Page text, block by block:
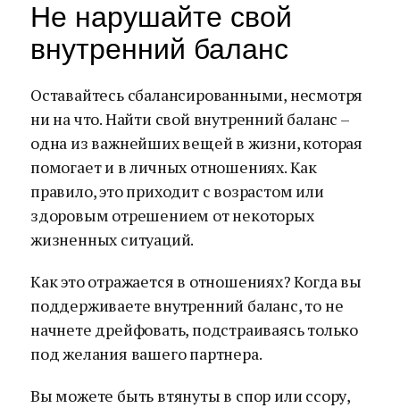
Не нарушайте свой
внутренний баланс
Оставайтесь сбалансированными, несмотря
ни на что. Найти свой внутренний баланс –
одна из важнейших вещей в жизни, которая
помогает и в личных отношениях. Как
правило, это приходит с возрастом или
здоровым отрешением от некоторых
жизненных ситуаций.
Как это отражается в отношениях? Когда вы
поддерживаете внутренний баланс, то не
начнете дрейфовать, подстраиваясь только
под желания вашего партнера.
Вы можете быть втянуты в спор или ссору,